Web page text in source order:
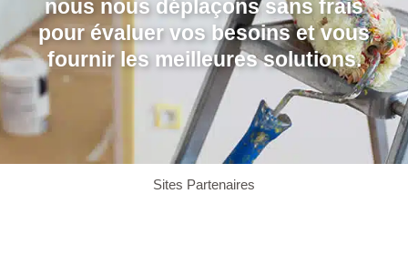
nous nous déplaçons sans frais
pour évaluer vos besoins et vous
fournir les meilleures solutions.
Sites Partenaires